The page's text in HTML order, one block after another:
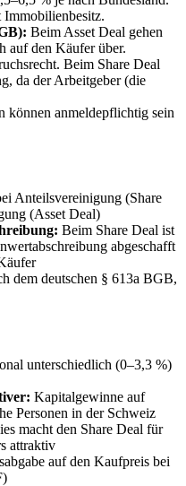
Immobilienbesitz.
Beim Asset Deal gehen
auf den Käufer über.
Beim Share Deal
da der Arbeitgeber (die
können anmeldepflichtig sein
Anteilsvereinigung (Share
(Asset Deal)
Beim Share Deal ist
abgeschafft
dem deutschen § 613a BGB,
unterschiedlich (0–3,3 %)
Kapitalgewinne auf
Personen in der Schweiz
macht den Share Deal für
attraktiv
auf den Kaufpreis bei